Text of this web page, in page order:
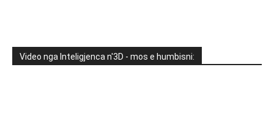
Video nga Inteligjenca n'3D - mos e humbisni: